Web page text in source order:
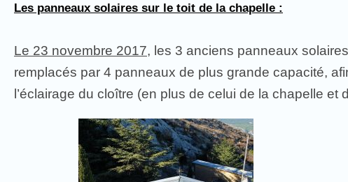
Les panneaux solaires sur le toit de la chapelle :
Le 23 novembre 2017, les 3 anciens panneaux
remplacés par 4 panneaux de plus grande capacité,
l’éclairage du cloître (en plus de celui de la chapelle et